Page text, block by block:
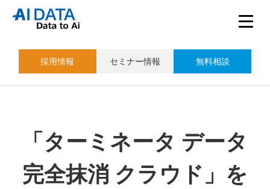
採用情報 セミナー情報 無料相談
「ターミネータ データ
完全抹消 クラウド」を